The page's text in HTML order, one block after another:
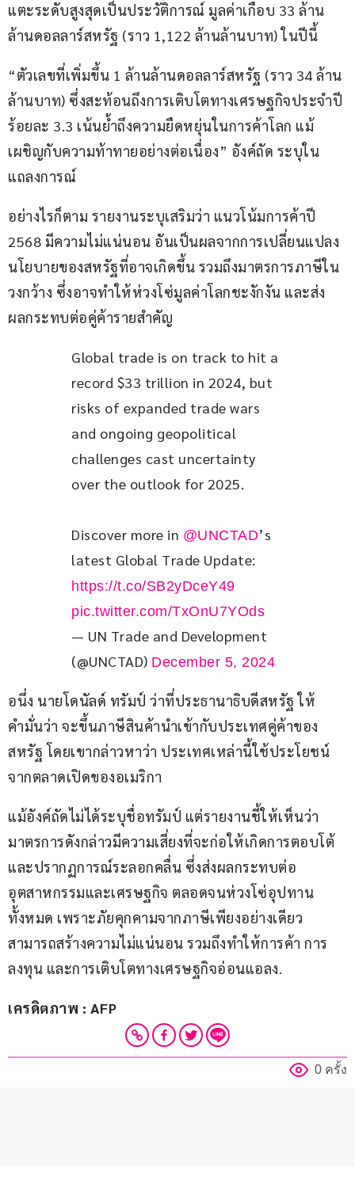
แตะระดับสูงสุดเป็นประวัติการณ์ มูลค่าเกือบ 33 ล้าน
ล้านดอลลาร์สหรัฐ (ราว 1,122 ล้านล้านบาท) ในปีนี้
“ตัวเลขที่เพิ่มขึ้น 1 ล้านล้านดอลลาร์สหรัฐ (ราว 34 ล้าน
ล้านบาท) ซึ่งสะท้อนถึงการเติบโตทางเศรษฐกิจประจำปี
ร้อยละ 3.3 เน้นย้ำถึงความยืดหยุ่นในการค้าโลก แม้
เผชิญกับความท้าทายอย่างต่อเนื่อง” อังค์ถัด ระบุใน
แถลงการณ์
อย่างไรก็ตาม รายงานระบุเสริมว่า แนวโน้มการค้าปี
2568 มีความไม่แน่นอน อันเป็นผลจากการเปลี่ยนแปลง
นโยบายของสหรัฐที่อาจเกิดขึ้น รวมถึงมาตรการภาษีใน
วงกว้าง ซึ่งอาจทำให้ห่วงโซ่มูลค่าโลกชะงักงัน และส่ง
ผลกระทบต่อคู่ค้ารายสำคัญ
Global trade is on track to hit a
record $33 trillion in 2024, but
risks of expanded trade wars
and ongoing geopolitical
challenges cast uncertainty
over the outlook for 2025.
Discover more in @UNCTAD’s
latest Global Trade Update:
https://t.co/SB2yDceY49
pic.twitter.com/TxOnU7YOds
— UN Trade and Development
(@UNCTAD) December 5, 2024
อนึ่ง นายโดนัลด์ ทรัมป์ ว่าที่ประธานาธิบดีสหรัฐ ให้
คำมั่นว่า จะขึ้นภาษีสินค้านำเข้ากับประเทศคู่ค้าของ
สหรัฐ โดยเขากล่าวหาว่า ประเทศเหล่านี้ใช้ประโยชน์
จากตลาดเปิดของอเมริกา
แม้อังค์ถัดไม่ได้ระบุชื่อทรัมป์ แต่รายงานชี้ให้เห็นว่า
มาตรการดังกล่าวมีความเสี่ยงที่จะก่อให้เกิดการตอบโต้
และปรากฏการณ์ระลอกคลื่น ซึ่งส่งผลกระทบต่อ
อุตสาหกรรมและเศรษฐกิจ ตลอดจนห่วงโซ่อุปทาน
ทั้งหมด เพราะภัยคุกคามจากภาษีเพียงอย่างเดียว
สามารถสร้างความไม่แน่นอน รวมถึงทำให้การค้า การ
ลงทุน และการเติบโตทางเศรษฐกิจอ่อนแอลง.
เครดิตภาพ : AFP
0 ครั้ง